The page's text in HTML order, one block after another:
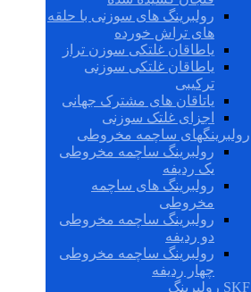
رولبرینگ های سوزنی با حلقه
های تراش خورده
یاطاقان غلتکی سوزن تراز
یاطاقان غلتکی سوزنی
ترکیبی
یاتاقان های مشترک جهانی
اجزای غلتک سوزنی
رولبرینگهای ساچمه مخروطی
رولبرینگ ساچمه مخروطی
یک ردیفه
رولبرینگ های ساچمه
مخروطی
رولبرینگ ساچمه مخروطی
دو ردیفه
رولبرینگ ساچمه مخروطی
چهار ردیفه
SKF رولبرینگ